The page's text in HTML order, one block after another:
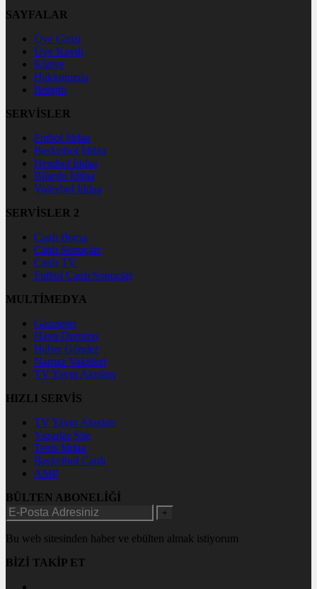
SAYFALAR
Üye Girişi
Üye Kaydı
Künye
Hakkımızda
İletişim
SERVİSLER
Futbol İddaa
Basketbol İddaa
Hentbol İddaa
Bilardo İddaa
Voleybol İddaa
SERVİSLER 2
Canlı Borsa
Canlı Sonuçlar
Canlı TV
Futbol Canlı Sonuçlar
MULTİMEDYA
Gazeteler
Hava Durumu
Haber Gönder
Namaz Vakitleri
TV Yayın Akışları
HIZLI SERVİS
TV Yayın Akışları
Yazarlar Site
Tenis İddaa
Basketbol Canlı
AMP
BÜLTEN ABONELİĞİ
+
Bu web sitesinden haber ve ebülten almak istiyorum
BİZİ TAKİP ET